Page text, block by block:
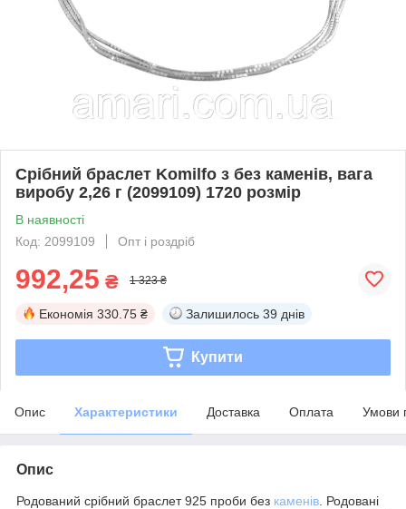
Срібний браслет Komilfo з без каменів, вага
виробу 2,26 г (2099109) 1720 розмір
В наявності
Код: 2099109
Опт і роздріб
992,25 ₴ 1 323 ₴
Економія 330.75 ₴ Залишилось 39 днів
Купити
Опис Характеристики Доставка Оплата Умови
Опис
Родований срібний браслет 925 проби без каменів . Родовані